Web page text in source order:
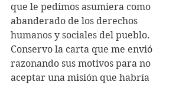
que le pedimos asumiera como
abanderado de los derechos
humanos y sociales del pueblo.
Conservo la carta que me envió
razonando sus motivos para no
aceptar una misión que habría